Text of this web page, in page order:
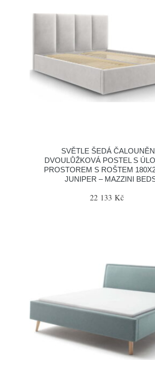
SVĚTLE ŠEDÁ
DVOULŮŽKOVÁ POSTEL S
PROSTOREM S ROŠTEM
JUNIPER – MAZZINI
22 133 Kč